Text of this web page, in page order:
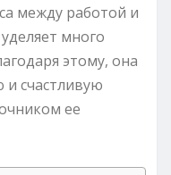
между работой и
много
этому, она
и счастливую
ее